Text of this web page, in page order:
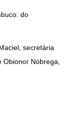
do
secretária
Obionor Nóbrega,